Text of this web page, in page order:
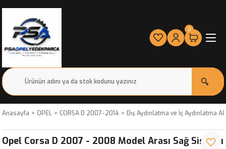
0
Anasayfa OPEL CORSA D 2007-2014 Dış Aydınlatma ve İç Aydınlatma
Opel Corsa D 2007 - 2008 Model Arası Sağ Sis Farı